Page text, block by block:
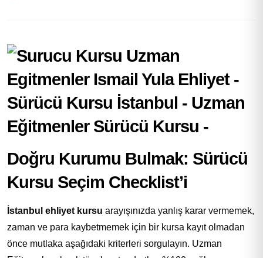
Doğru Kurumu Bulmak: Sürücü
Kursu Seçim Checklist’i
İstanbul ehliyet kursu arayışınızda yanlış karar vermemek,
zaman ve para kaybetmemek için bir kursa kayıt olmadan
önce mutlaka aşağıdaki kriterleri sorgulayın. Uzman